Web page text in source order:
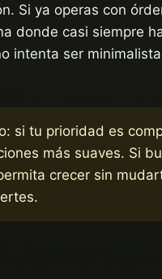
Si ya operas con
donde casi siempre
intenta ser
si tu prioridad es
más suaves. Si
crecer sin